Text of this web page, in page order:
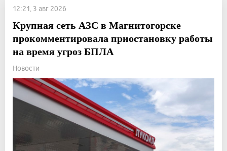
12:21, 3 авг 2026
Крупная сеть АЗС в Магнитогорске
прокомментировала приостановку работы
на время угроз БПЛА
Новости